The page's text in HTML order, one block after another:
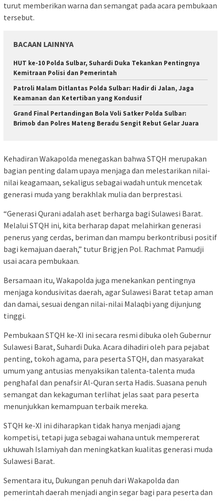
turut memberikan warna dan semangat pada acara pembukaan
tersebut.
BACAAN LAINNYA
HUT ke-10 Polda Sulbar, Suhardi Duka Tekankan Pentingnya
Kemitraan Polisi dan Pemerintah
Patroli Malam Ditlantas Polda Sulbar: Hadir di Jalan, Jaga
Keamanan dan Ketertiban yang Kondusif
Grand Final Pertandingan Bola Voli Satker Polda Sulbar:
Brimob dan Polres Mateng Beradu Sengit Rebut Gelar Juara
Kehadiran Wakapolda menegaskan bahwa STQH merupakan
bagian penting dalam upaya menjaga dan melestarikan nilai-
nilai keagamaan, sekaligus sebagai wadah untuk mencetak
generasi muda yang berakhlak mulia dan berprestasi.
“Generasi Qurani adalah aset berharga bagi Sulawesi Barat.
Melalui STQH ini, kita berharap dapat melahirkan generasi
penerus yang cerdas, beriman dan mampu berkontribusi positif
bagi kemajuan daerah,” tutur Brigjen Pol. Rachmat Pamudji
usai acara pembukaan.
Bersamaan itu, Wakapolda juga menekankan pentingnya
menjaga kondusivitas daerah, agar Sulawesi Barat tetap aman
dan damai, sesuai dengan nilai-nilai Malaqbi yang dijunjung
tinggi.
Pembukaan STQH ke-XI ini secara resmi dibuka oleh Gubernur
Sulawesi Barat, Suhardi Duka. Acara dihadiri oleh para pejabat
penting, tokoh agama, para peserta STQH, dan masyarakat
umum yang antusias menyaksikan talenta-talenta muda
penghafal dan penafsir Al-Quran serta Hadis. Suasana penuh
semangat dan kekaguman terlihat jelas saat para peserta
menunjukkan kemampuan terbaik mereka.
STQH ke-XI ini diharapkan tidak hanya menjadi ajang
kompetisi, tetapi juga sebagai wahana untuk mempererat
ukhuwah Islamiyah dan meningkatkan kualitas generasi muda
Sulawesi Barat.
Sementara itu, Dukungan penuh dari Wakapolda dan
pemerintah daerah menjadi angin segar bagi para peserta dan